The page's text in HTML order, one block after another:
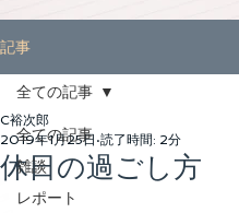
記事
全ての記事
雑談
レポート
全ての記事
休日の過ごし方
C裕次郎
2019年1月25日 読了時間: 2分